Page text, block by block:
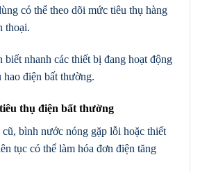
có thể theo dõi mức tiêu thụ hàng
thoại.
nhanh các thiết bị đang hoạt động
hao điện bất thường.
thụ điện bất thường
bình nước nóng gặp lỗi hoặc thiết
tục có thể làm hóa đơn điện tăng